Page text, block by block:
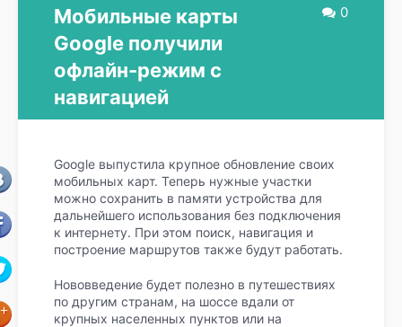
0
Мобильные карты
Google получили
офлайн-режим с
навигацией
Google выпустила крупное обновление своих
мобильных карт. Теперь нужные участки
можно сохранить в памяти устройства для
дальнейшего использования без подключения
к интернету. При этом поиск, навигация и
построение маршрутов также будут работать.
Нововведение будет полезно в путешествиях
по другим странам, на шоссе вдали от
крупных населенных пунктов или на